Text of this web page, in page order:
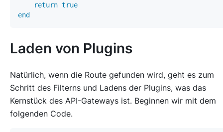
return true
end
Laden von Plugins
Natürlich, wenn die Route gefunden wird, geht es zum
Schritt des Filterns und Ladens der Plugins, was das
Kernstück des API-Gateways ist. Beginnen wir mit dem
folgenden Code.